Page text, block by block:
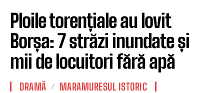
Ploile torențiale au lovit
Borșa: 7 străzi inundate și
mii de locuitori fără apă
DRAMĂ MARAMURESUL ISTORIC